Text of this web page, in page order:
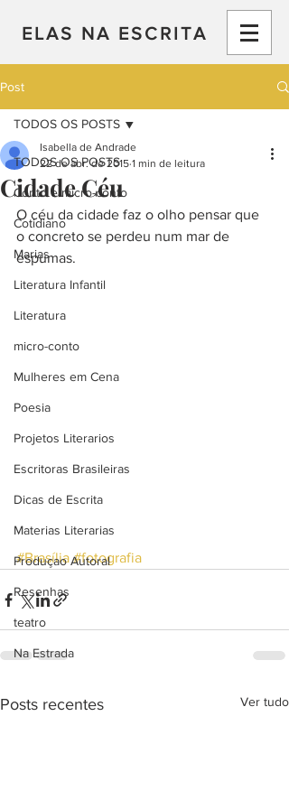
ELAS NA ESCRITA
Post
TODOS OS POSTS
Conto e micro-conto
Cotidiano
Marias
Literatura Infantil
Literatura
micro-conto
Mulheres em Cena
Poesia
Projetos Literarios
Escritoras Brasileiras
Dicas de Escrita
Materias Literarias
Produçao Autoral
Resenhas
teatro
Na Estrada
TODOS OS POSTS
Cidade Céu
Isabella de Andrade
22 de abr. de 2015 1 min de leitura
O céu da cidade faz o olho pensar que
o concreto se perdeu num mar de
espumas.
#Brasília #fotografia
Posts recentes Ver tudo